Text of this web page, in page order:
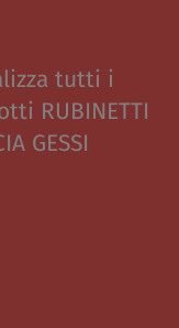
tutti i
RUBINETTI
GESSI